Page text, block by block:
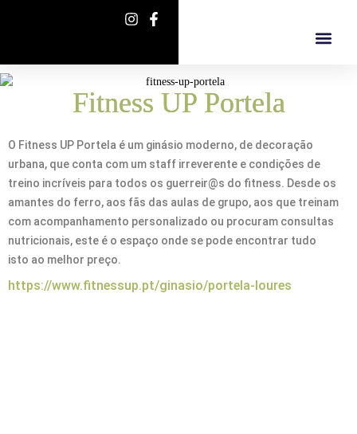
Fitness UP Portela
O Fitness UP Portela é um ginásio moderno, de decoração
urbana, que conta com um staff irreverente e condições de
treino incríveis para todos os guerreir@s do fitness. Desde os
amantes do ferro, aos fãs das aulas de grupo, aos que treinam
com acompanhamento personalizado ou procuram consultas
nutricionais, este é o espaço onde se pode encontrar tudo
isto ao melhor preço.
https://www.fitnessup.pt/ginasio/portela-loures